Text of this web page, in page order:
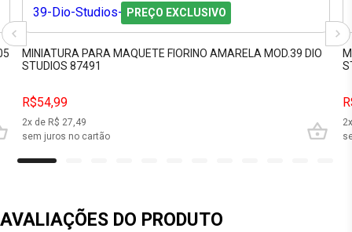
PREÇO EXCLUSIVO
MINIATURA PARA MAQUETE FIORINO AMARELA MOD.39 DIO
STUDIOS 87491
R$54,99
2x de R$ 27,49
sem juros no cartão
2
AVALIAÇÕES DO PRODUTO